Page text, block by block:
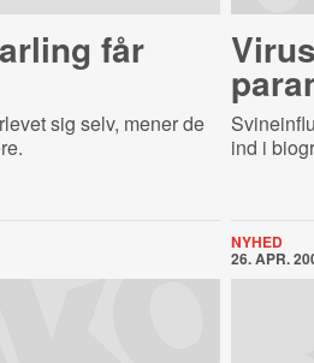
får
sig selv, mener de
ind i
NYHED
26. APR.